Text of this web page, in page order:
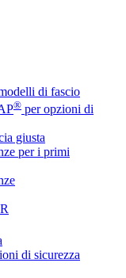
di fascio
® per opzioni di
giusta
per i primi
di sicurezza